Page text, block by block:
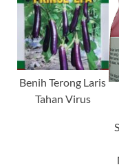
Benih Terong Laris
Tahan Virus